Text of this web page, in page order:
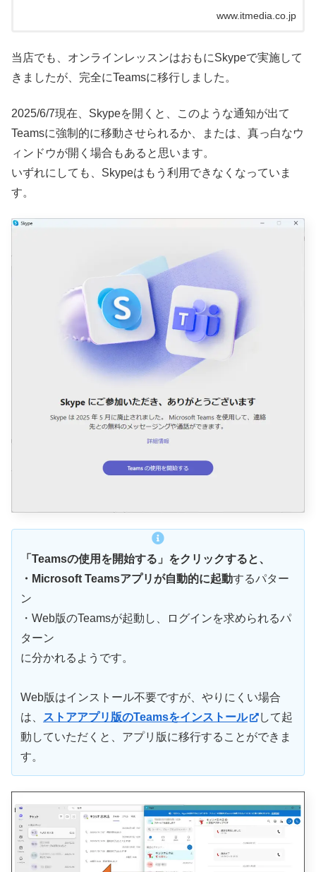
www.itmedia.co.jp
当店でも、オンラインレッスンはおもにSkypeで実施して
きましたが、完全にTeamsに移行しました。
2025/6/7現在、Skypeを開くと、このような通知が出て
Teamsに強制的に移動させられるか、または、真っ白なウ
ィンドウが開く場合もあると思います。
いずれにしても、Skypeはもう利用できなくなっていま
す。
「Teamsの使用を開始する」をクリックすると、
・Microsoft Teamsアプリが自動的に起動するパター
ン
・Web版のTeamsが起動し、ログインを求められるパ
ターン
に分かれるようです。
Web版はインストール不要ですが、やりにくい場合
は、
ストアアプリ版のTeamsをインストール
して起
動していただくと、アプリ版に移行することができま
す。